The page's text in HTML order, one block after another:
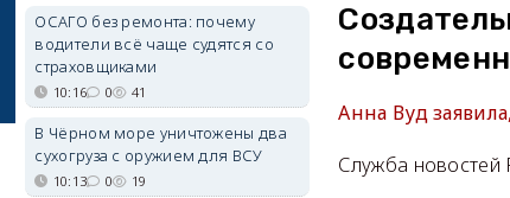
Анна Вуд
Служба новостей
ОСАГО без ремонта: почему
водители всё чаще судятся со
страховщиками
10:16 0 41
В Чёрном море уничтожены два
сухогруза с оружием для ВСУ
10:13 0 19